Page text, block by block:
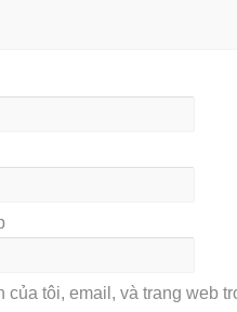
của tôi, email, và trang web